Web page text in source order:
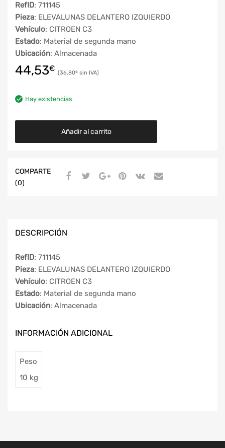
RefID: 711145
Pieza: ELEVALUNAS DELANTERO IZQUIERDO
Vehículo: CITROEN C3
Estado: Material de segunda mano
Ubicación: Almacenada
44,53€ 36,80€
Hay existencias
Añadir al carrito
COMPARTE
(0)
DESCRIPCIÓN
RefID: 711145
Pieza: ELEVALUNAS DELANTERO IZQUIERDO
Vehículo: CITROEN C3
Estado: Material de segunda mano
Ubicación: Almacenada
INFORMACIÓN ADICIONAL
Peso
10 kg